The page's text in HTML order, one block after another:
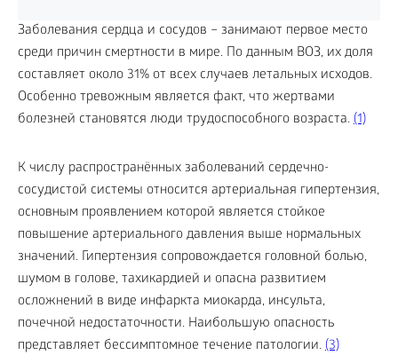
Заболевания сердца и сосудов – занимают первое место
среди причин смертности в мире. По данным ВОЗ, их доля
составляет около 31% от всех случаев летальных исходов.
Особенно тревожным является факт, что жертвами
болезней становятся люди трудоспособного возраста. (1)
К числу распространённых заболеваний сердечно-
сосудистой системы относится артериальная гипертензия,
основным проявлением которой является стойкое
повышение артериального давления выше нормальных
значений. Гипертензия сопровождается головной болью,
шумом в голове, тахикардией и опасна развитием
осложнений в виде инфаркта миокарда, инсульта,
почечной недостаточности. Наибольшую опасность
представляет бессимптомное течение патологии. (3)